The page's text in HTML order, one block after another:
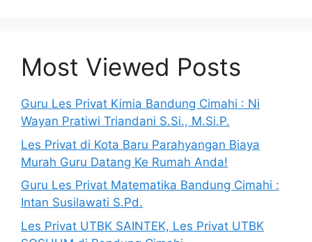
Most Viewed Posts
Guru Les Privat Kimia Bandung Cimahi : Ni
Wayan Pratiwi Triandani S.Si., M.Si.P.
Les Privat di Kota Baru Parahyangan Biaya
Murah Guru Datang Ke Rumah Anda!
Guru Les Privat Matematika Bandung Cimahi :
Intan Susilawati S.Pd.
Les Privat UTBK SAINTEK, Les Privat UTBK